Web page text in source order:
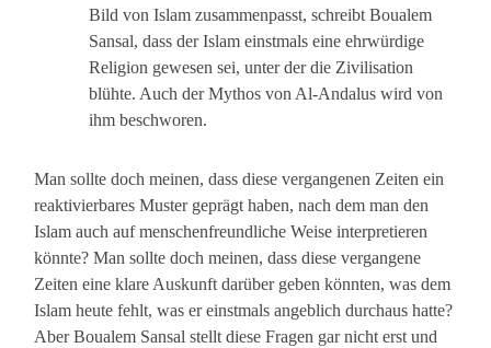
Bild von Islam zusammenpasst, schreibt Boualem
Sansal, dass der Islam einstmals eine ehrwürdige
Religion gewesen sei, unter der die Zivilisation
blühte. Auch der Mythos von Al-Andalus wird von
ihm beschworen.
Man sollte doch meinen, dass diese vergangenen Zeiten ein
reaktivierbares Muster geprägt haben, nach dem man den
Islam auch auf menschenfreundliche Weise interpretieren
könnte? Man sollte doch meinen, dass diese vergangene
Zeiten eine klare Auskunft darüber geben könnten, was dem
Islam heute fehlt, was er einstmals angeblich durchaus hatte?
Aber Boualem Sansal stellt diese Fragen gar nicht erst und